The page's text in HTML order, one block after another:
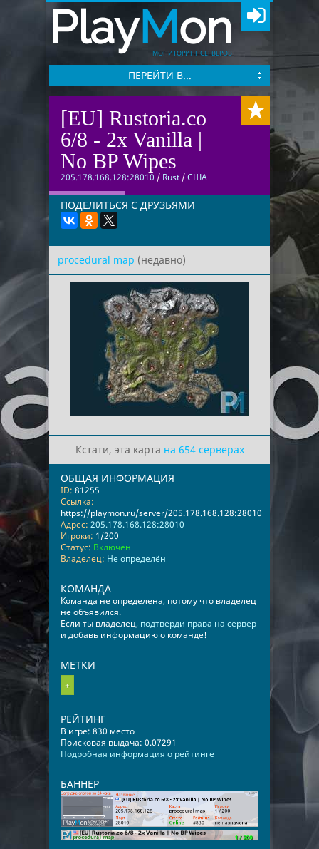
PlayMon
МОНИТОРИНГ СЕРВЕРОВ
ПЕРЕЙТИ В...
[EU] Rustoria.co
6/8 - 2x Vanilla |
No BP Wipes
205.178.168.128:28010 / Rust /США
ПОДЕЛИТЬСЯ С ДРУЗЬЯМИ
procedural map (недавно)
Кстати, эта карта на 654 серверах
ОБЩАЯ ИНФОРМАЦИЯ
ID: 81255
Ссылка:
https://playmon.ru/server/205.178.168.128:28010
Адрес: 205.178.168.128:28010
Игроки: 1/200
Статус: Включен
Владелец: Не определён
КОМАНДА
Команда не определена, потому что владелец
не объявился.
Если ты владелец, подтверди права на сервер
и добавь информацию о команде!
МЕТКИ
+
РЕЙТИНГ
В игре: 830 место
Поисковая выдача: 0.07291
Подробная информация о рейтинге
БАННЕР